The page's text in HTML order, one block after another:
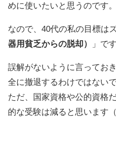
めに使いたいと思うのです。
なので、40代の私の目標は
器用貧乏からの脱却）
」です
誤解がないように言ってお
全に撤退するわけではないで
ただ、国家資格や公的資格
的な受験は減ると思います